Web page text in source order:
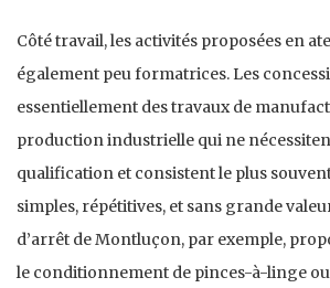
Côté travail, les activités proposées en
également peu formatrices. Les
essentiellement des travaux de
production industrielle qui ne
qualification et consistent le plus
simples, répétitives, et sans grande
d’arrêt de Montluçon, par exemple,
le conditionnement de pinces-à-linge